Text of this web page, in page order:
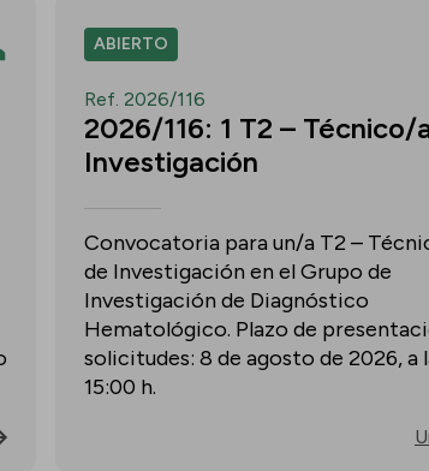
ABIERTO
Ref. 2026/116
2026/116: 1 T2 – Técnico/
Investigación
Convocatoria para un/a T2 –
de Investigación en el Grupo de
Investigación de Diagnóstico
Hematológico. Plazo de
solicitudes: 8 de agosto de 2026, a
15:00 h.